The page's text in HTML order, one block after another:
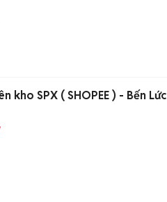
kho SPX ( SHOPEE ) - Bến Lức